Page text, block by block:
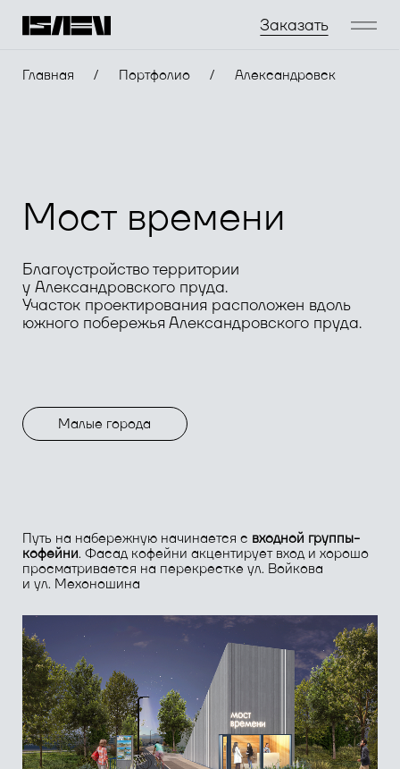
Заказать
Благоустройство территории
у Александровского пруда.
южного побережья Александровского пруда.
Путь на набережную начинается с
кофейни. Фасад кофейни акцентирует вход и хорошо
Весь проект выполнен в единой цветовой
гамме, которая использована на гербе города
Александровск. Цвет синей лазури
символизирует величие, красоту
и преданность, а белый - это бескрайние
северные просторы, символ благородства